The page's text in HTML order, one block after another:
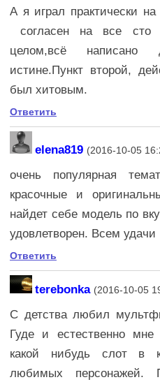
А я играл практически
согласен на все сто
целом,всё написано
истине.Пункт второй,
был хитовым.
Ответить
elena819 (2016-10-05
очень популярная
красочные и
найдет себе модель по
удовлетворен. Всем удачи
Ответить
terebonka (2016-10-05
С детства любил
Гуде и естественно
какой нибудь слот в
любимых персонажей.